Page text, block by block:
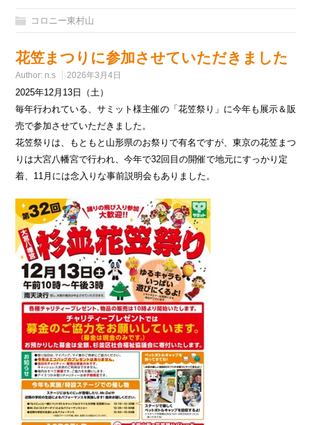
コロニー東村山
花笠まつりに参加させていただきました
Author: n.s 2026年3月4日
2025年12月13日（土）
毎年行われている、サミット様主催の「花笠祭り」に今年も展示＆販
売で参加させていただきました。
花笠祭りは、もともと山形県のお祭りで有名ですが、東京の花笠まつ
りは大宮八幡宮で行われ、今年で32回目の開催で地元にすっかり定
着、11月には念入りな事前説明会もありました。